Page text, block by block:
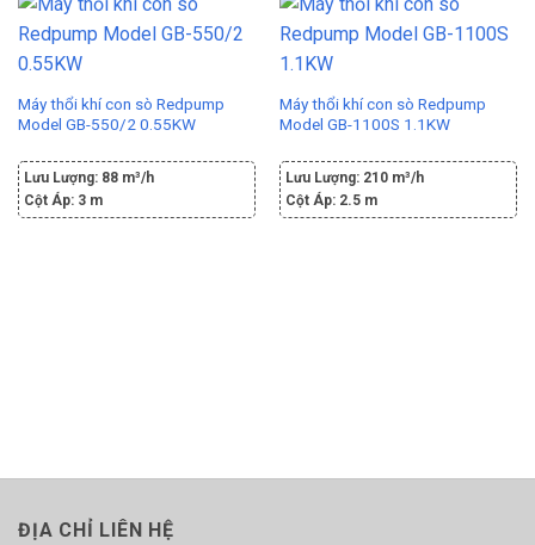
Máy thổi khí con sò Redpump
Model GB-550/2 0.55KW
Lưu Lượng: 88 m³/h
Cột Áp: 3 m
Máy thổi khí con sò Redpump
Model GB-1100S 1.1KW
Lưu Lượng: 210 m³/h
Cột Áp: 2.5 m
ĐỊA CHỈ LIÊN HỆ